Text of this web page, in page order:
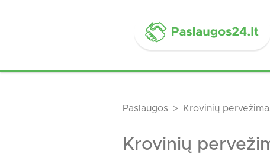
Paslaugos Krovinių
Krovinių